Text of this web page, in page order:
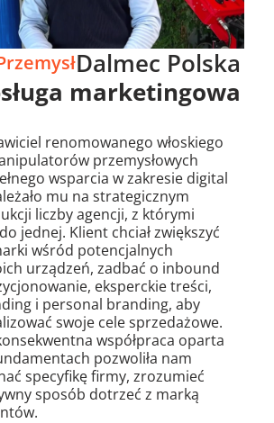
Dalmec Polska
marketingowa
renomowanego włoskiego
przemysłowych
wsparcia w zakresie digital
mu na strategicznym
liczby agencji, z którymi
jednej. Klient chciał zwiększyć
wśród potencjalnych
urządzeń, zadbać o inbound
eksperckie treści,
i personal branding, aby
swoje cele sprzedażowe.
współpraca oparta
pozwoliła nam
specyfikę firmy, zrozumieć
sposób dotrzeć z marką